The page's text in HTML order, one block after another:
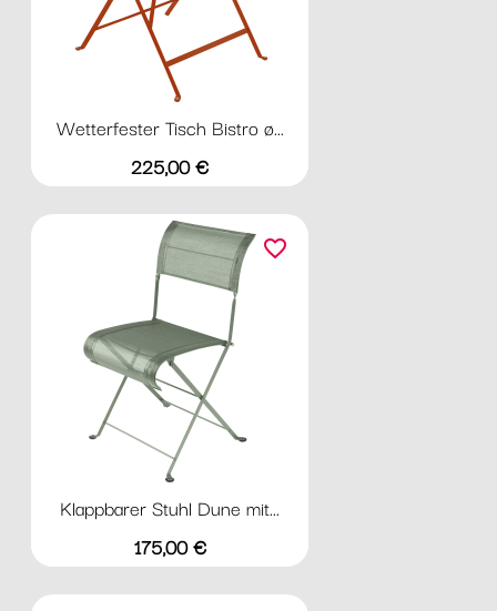
Wetterfester Tisch Bistro ø...
Preis
225,00 €
Klappbarer Stuhl Dune mit...
Preis
175,00 €
favorite_border